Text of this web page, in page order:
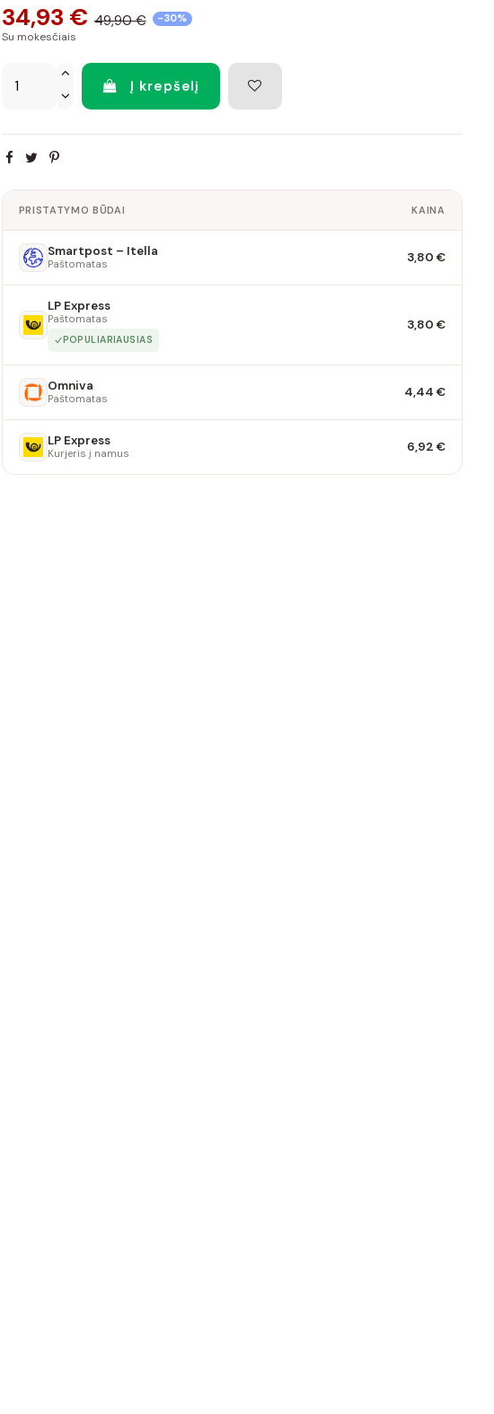
34,93 € 49,90 € -30%
Su mokesčiais
Į krepšelį
PRISTATYMO BŪDAI KAINA
Smartpost – Itella
Paštomatas 3,80 €
LP Express
Paštomatas
POPULIARIAUSIAS
3,80 €
Omniva
Paštomatas 4,44 €
LP Express
Kurjeris į namus 6,92 €